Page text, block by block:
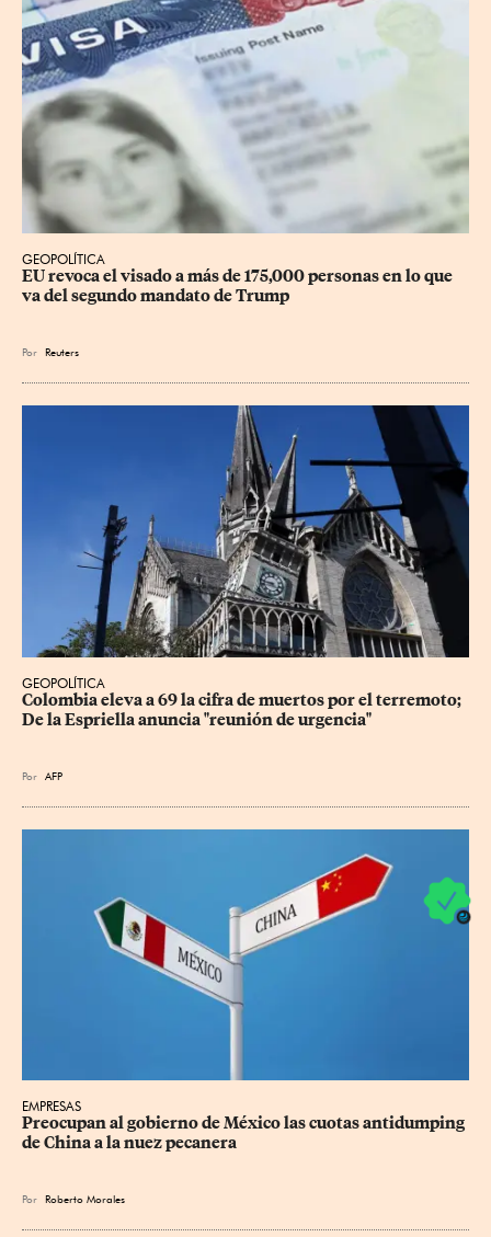
GEOPOLÍTICA
EU revoca el visado a más de 175,000 personas en lo que
va del segundo mandato de Trump
Por Reuters
GEOPOLÍTICA
Colombia eleva a 69 la cifra de muertos por el terremoto;
De la Espriella anuncia "reunión de urgencia"
Por AFP
EMPRESAS
Preocupan al gobierno de México las cuotas antidumping
de China a la nuez pecanera
Por Roberto Morales